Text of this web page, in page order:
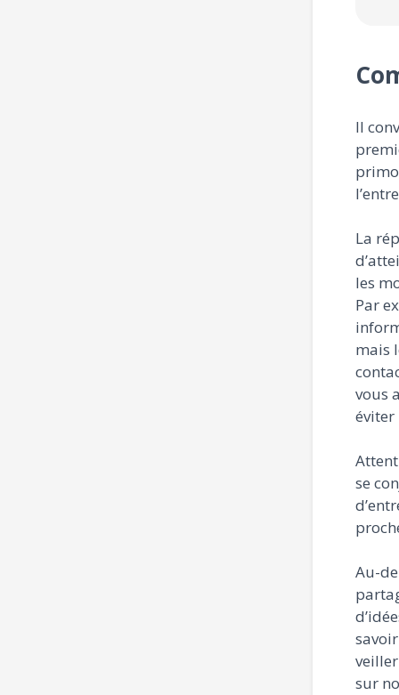
Il
La
les
Par
mais
vous
éviter
se
Au-
savoir
sur